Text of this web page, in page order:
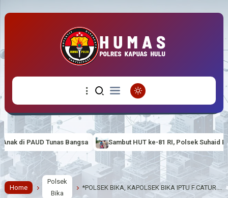
Sambut HUT ke-81 RI, Polsek Suhaid Bagikan Bendera Merah
Home
Polsek
Bika